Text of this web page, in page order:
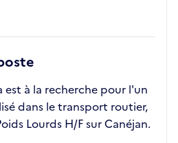
est à la recherche pour l'un
dans le transport routier,
Lourds H/F sur Canéjan.